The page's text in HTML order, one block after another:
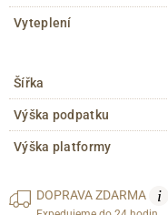
Vyteplení
Šířka
Výška podpatku
Výška platformy
DOPRAVAZDARMA i